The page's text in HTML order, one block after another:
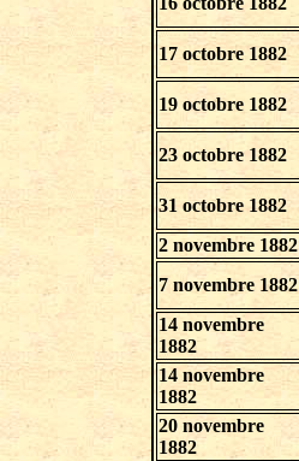
17 octobre 1882
19 octobre 1882
23 octobre 1882
31 octobre 1882
2 novembre 1882
7 novembre 1882
14 novembre
1882
14 novembre
1882
20 novembre
1882